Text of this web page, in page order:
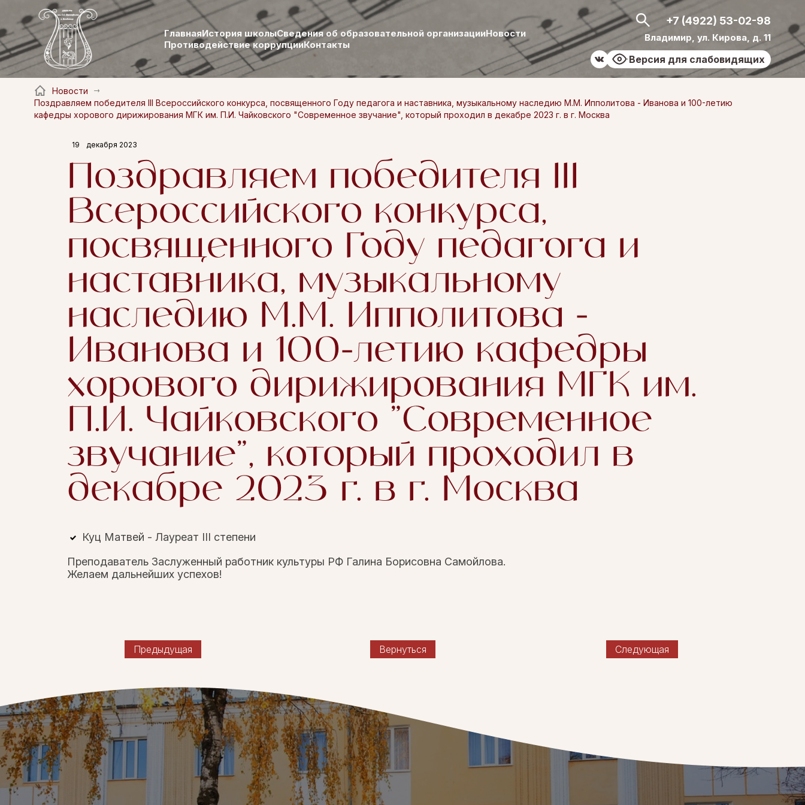
ГлавнаяИстория школыСведения об образовательной организацииНовости
Противодействие коррупцииКонтакты
Версия для слабовидящих
+7 (4922) 53-02-98
Владимир, ул. Кирова, д. 11
Новости
Поздравляем победителя III Всероссийского конкурса, посвященного Году педагога и наставника, музыкальному наследию М.М. Ипполитова - Иванова и 100-летию
кафедры хорового дирижирования МГК им. П.И. Чайковского "Современное звучание", который проходил в декабре 2023 г. в г. Москва
19 декабря 2023
Поздравляем победителя III
Всероссийского конкурса,
посвященного Году педагога и
наставника, музыкальному
наследию М.М. Ипполитова -
Иванова и 100-летию кафедры
хорового дирижирования МГК им.
П.И. Чайковского "Современное
звучание", который проходил в
декабре 2023 г. в г. Москва
Куц Матвей - Лауреат III степени
Преподаватель Заслуженный работник культуры РФ Галина Борисовна Самойлова.
Желаем дальнейших успехов!
Предыдущая Вернуться Следующая